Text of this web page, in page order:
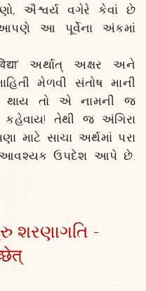
ઐશ્વર્ય વગેરે કેવાં છે
આપણે આ પૂર્વેના અંકમાં
અર્થાત્ અક્ષર અને
મેળવી સંતોષ માની
તો એ નામની જ
કહેવાય! તેથી જ અંગિરા
માટે સાચા અર્થમાં પરા
આવશ્યક ઉપદેશ આપે છે.
શરણાગતિ -